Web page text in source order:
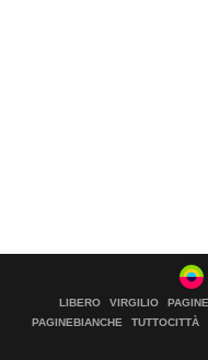
LIBERO VIRGILIO
PAGINEBIANCHE
TUTTOCITTÀ